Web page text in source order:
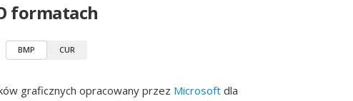
formatach
BMP CUR
graficznych opracowany przez Microsoft dla